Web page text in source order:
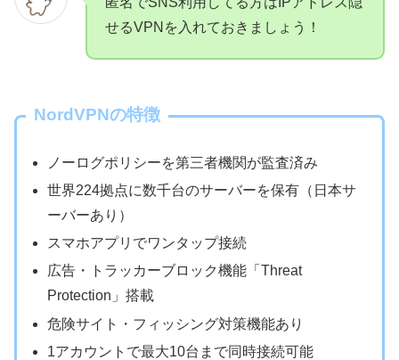
せるVPNを入れておきましょう！
NordVPNの特徴
ノーログポリシーを第三者機関が監査済み
世界224拠点に数千台のサーバーを保有（日本サ
ーバーあり）
スマホアプリでワンタップ接続
広告・トラッカーブロック機能「Threat
Protection」搭載
危険サイト・フィッシング対策機能あり
1アカウントで最大10台まで同時接続可能